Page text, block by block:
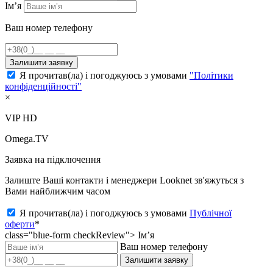
Ім’я
Ваш номер телефону
Залишити заявку
Я прочитав(ла) і погоджуюсь з умовами "Політики
конфіденційності"
×
VIP HD
Omega.TV
Заявка на підключення
Залиште Ваші контакти і менеджери Looknet зв'яжуться з
Вами найближчим часом
Я прочитав(ла) і погоджуюсь з умовами Публічної
оферти*
class="blue-form checkReview"> Ім’я
Ваш номер телефону
Залишити заявку